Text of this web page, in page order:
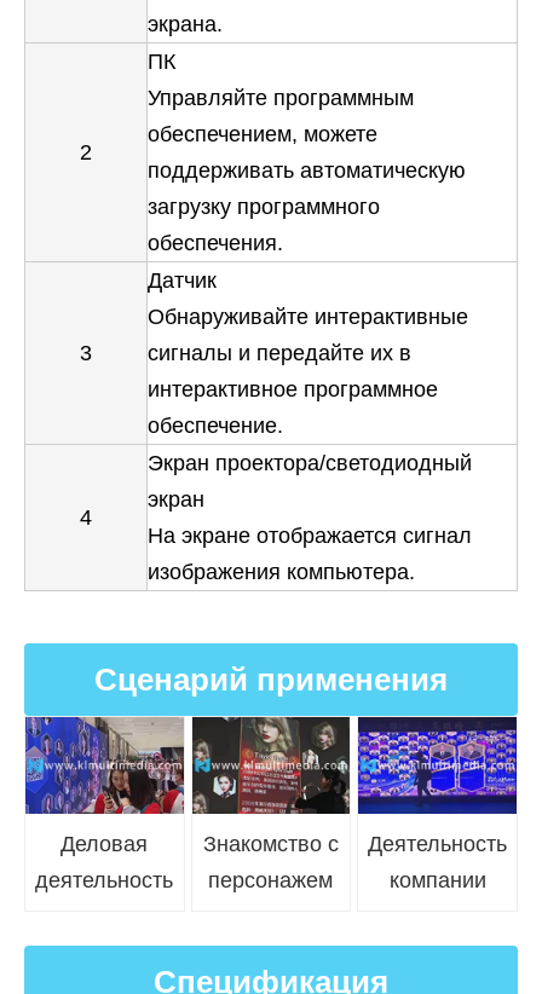
экрана.
2
ПК
Управляйте программным
обеспечением, можете
поддерживать автоматическую
загрузку программного
обеспечения.
3
Датчик
Обнаруживайте интерактивные
сигналы и передайте их в
интерактивное программное
обеспечение.
4
Экран проектора/светодиодный
экран
На экране отображается сигнал
изображения компьютера.
Сценарий применения
Деловая
деятельность
Знакомство с
персонажем
Деятельность
компании
Спецификация